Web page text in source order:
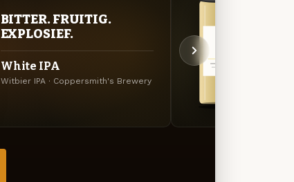
BITTER. FRUITIG.
EXPLOSIEF.
White IPA
Witbier IPA · Coppersmith's Brewery